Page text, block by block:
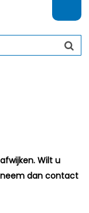
Wilt u
dan contact